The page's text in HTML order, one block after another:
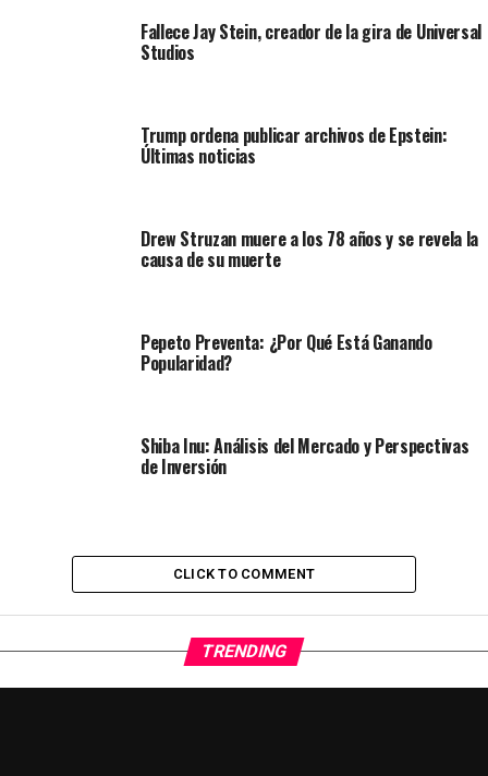
Fallece Jay Stein, creador de la gira de Universal
Studios
Trump ordena publicar archivos de Epstein:
Últimas noticias
Drew Struzan muere a los 78 años y se revela la
causa de su muerte
Pepeto Preventa: ¿Por Qué Está Ganando
Popularidad?
Shiba Inu: Análisis del Mercado y Perspectivas
de Inversión
CLICK TO COMMENT
TRENDING